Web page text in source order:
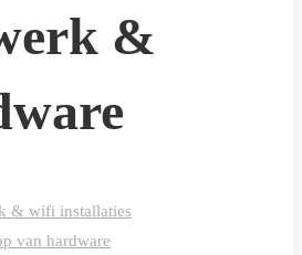
&
& wifi installaties
van hardware